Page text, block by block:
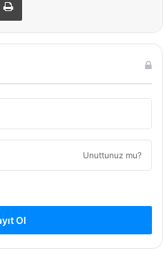
Unuttunuz mu?
Ol